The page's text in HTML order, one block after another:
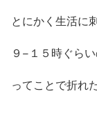
とにかく生活に
９−１５時ぐら
ってことで折れ